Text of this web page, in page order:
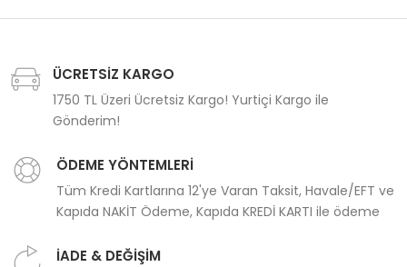
ÜCRETSİZ KARGO
1750 TL Üzeri Ücretsiz Kargo! Yurtiçi Kargo ile
Gönderim!
ÖDEME YÖNTEMLERİ
Tüm Kredi Kartlarına 12'ye Varan Taksit, Havale/EFT ve
Kapıda NAKİT Ödeme, Kapıda KREDİ KARTI ile ödeme
İADE & DEĞİŞİM